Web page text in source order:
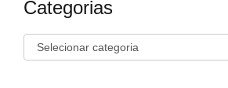
Categorias
Categorias